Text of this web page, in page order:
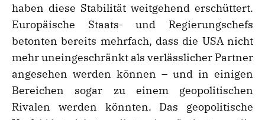
haben diese Stabilität weitgehend erschüttert.
Europäische Staats- und Regierungschefs
betonten bereits mehrfach, dass die USA nicht
mehr uneingeschränkt als verlässlicher Partner
angesehen werden können – und in einigen
Bereichen sogar zu einem geopolitischen
Rivalen werden könnten. Das geopolitische